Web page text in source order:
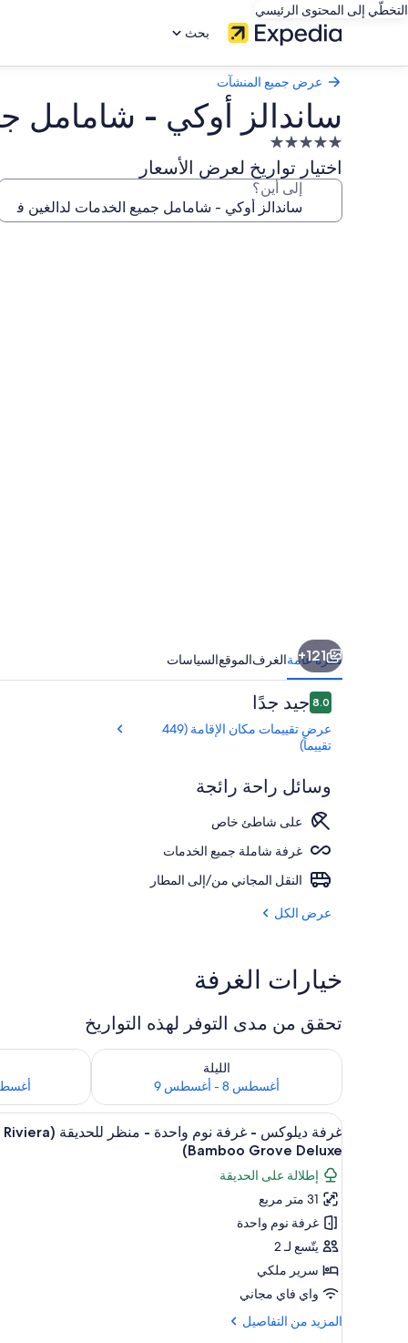
التخطّي إلى المحتوى الرئيسي
بحث
عرض جميع المنشآت
ساندالز أوكي - شامامل
منشأة
فندقية
مصنفة
5.0
اختيار تواريخ لعرض الأسعار
إلى أين؟
شاطئ خاص،
121+
نظرة عامةالغرفالموقعالسياسات
التقييمات
8.08.0 من 10جيد جدًا
عرض تقييمات مكان الإقامة (449
تقييماً)
وسائل راحة رائجة
على شاطئ خاص
غرفة شاملة جميع الخدمات
النقل المجاني من/إلى المطار
عرض الكل
خيارات الغرفة
تحقق من مدى التوفر لهذه التواريخ
الليلة
أغسطس 8 - أغسطس 9
تحقق من مدى التوفر لليلة للفترة أغسطس 8 - أغسطس 9
أغسطس 9 -
تحقق من مدى
استعراض
جميع
صور
غرفة
ديلوكس
-
غرفة
نوم
واحدة
-
منظر
ميني بار وخزنة داخل الغرفة
3
غرفة ديلوكس - غرفة نوم واحدة - منظر للحديقة (Riviera
Bamboo Grove Deluxe)
إطلالة على الحديقة
31 متر مربع
غرفة نوم واحدة
يتّسع لـ 2
سرير ملكي
واي فاي مجاني
المزيد من التفاصيل
المزيد